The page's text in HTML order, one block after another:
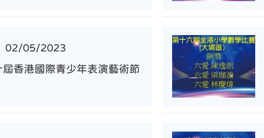
02/05/2023
屆香港國際青少年表演藝術節